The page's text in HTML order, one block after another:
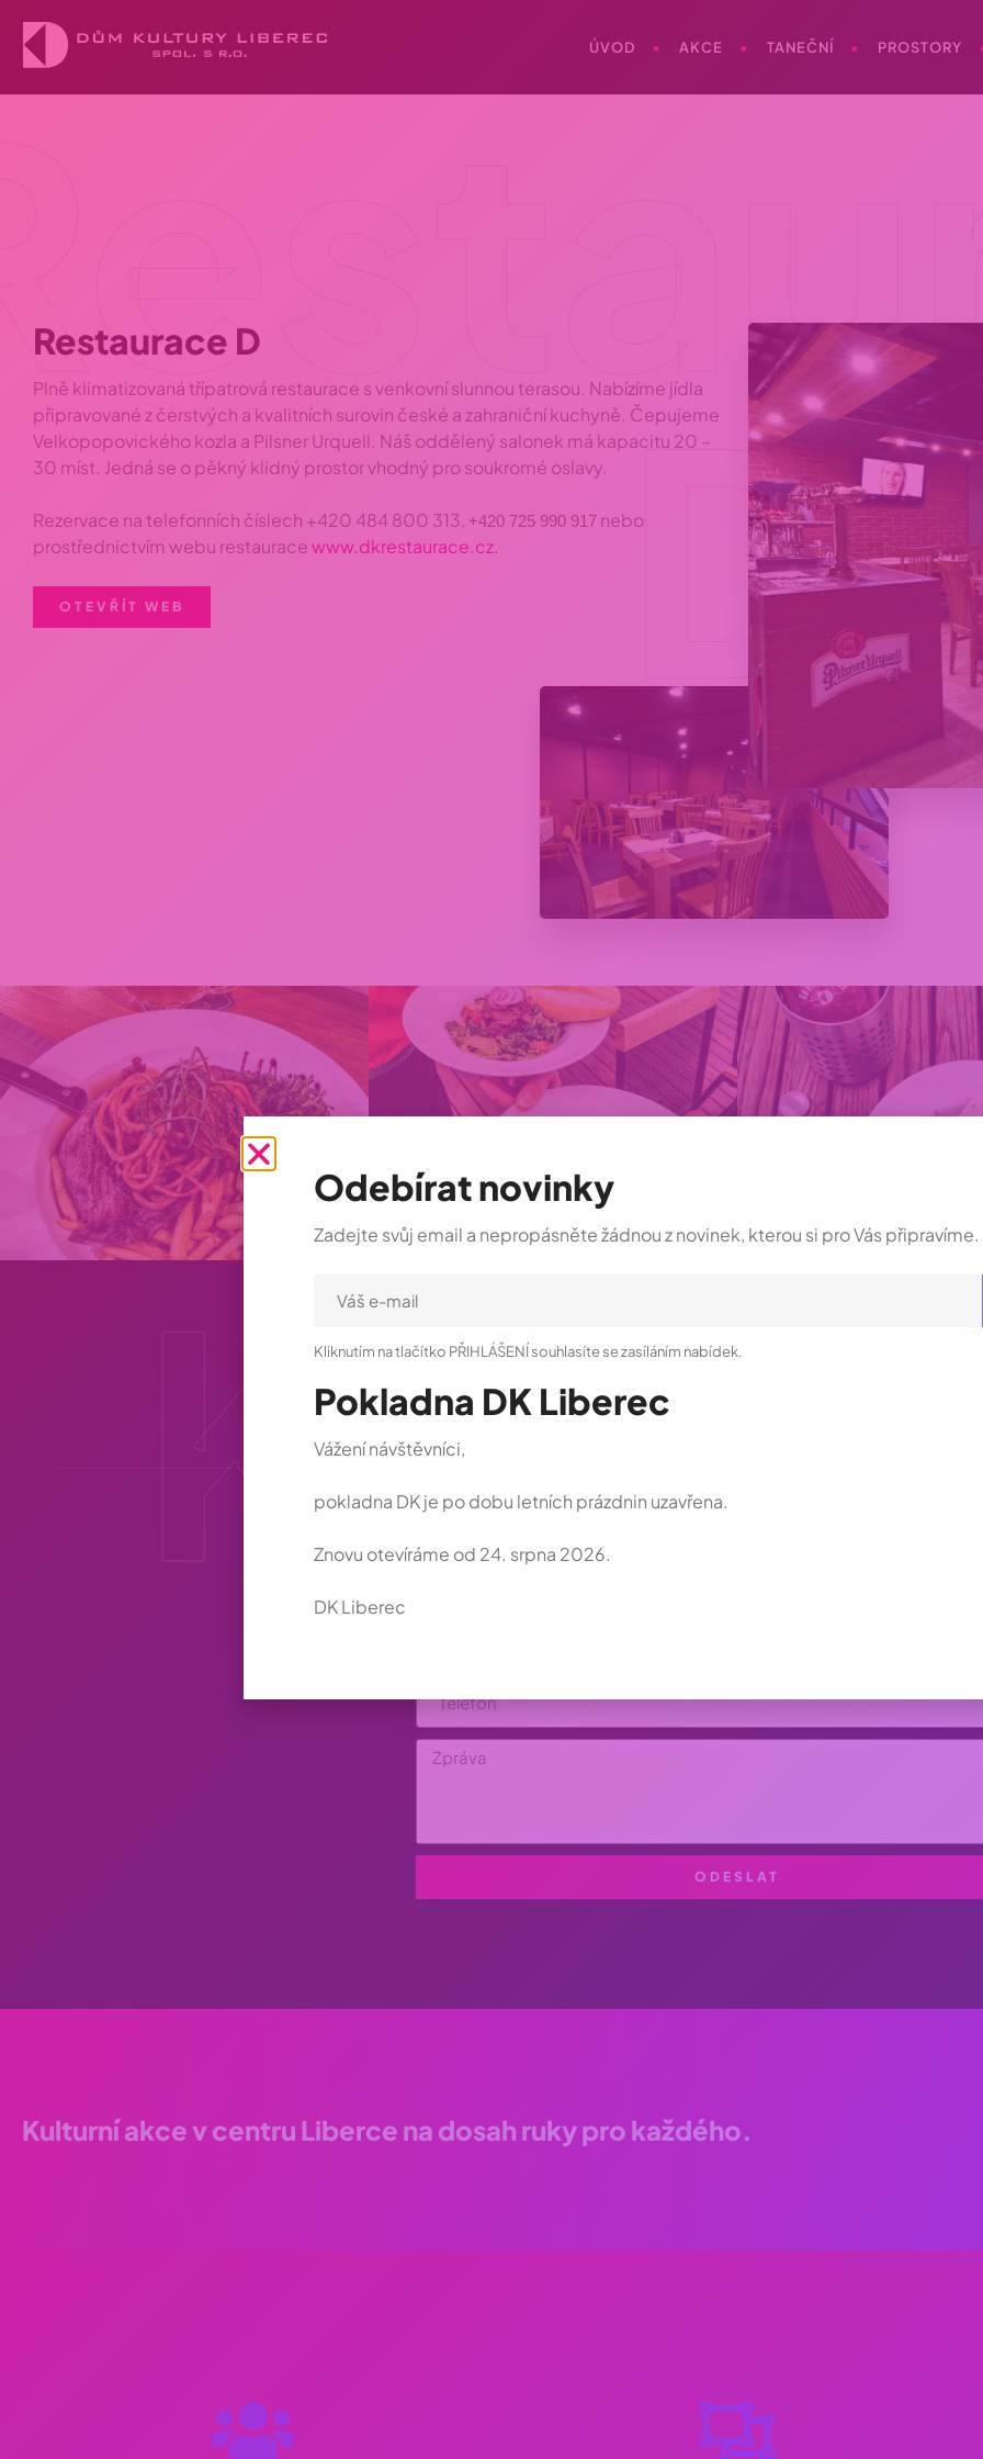
ÚVOD AKCE TANEČNÍ PROSTORY
D
Restaurace D
Plně klimatizovaná třípatrová restaurace s venkovní slunnou terasou. Nabízíme jídla
připravované z čerstvých a kvalitních surovin české a zahraniční kuchyně. Čepujeme
Velkopopovického kozla a Pilsner Urquell. Náš oddělený salonek má kapacitu 20 –
30 míst. Jedná se o pěkný klidný prostor vhodný pro soukromé oslavy.
Rezervace na telefonních číslech +420 484 800 313, +420 725 990 917 nebo
prostřednictvím webu restauracewww.dkrestaurace.cz.
OTEVŘÍT WEB
Rychlý kontakt
ODESLAT
Kulturní akce v centru Liberce na dosah ruky pro každého.
Odebírat novinky
Zadejte svůj email a nepropásněte žádnou z novinek, kterou si pro Vás připravíme.
Kliknutím na tlačítko PŘIHLÁŠENÍ souhlasíte se zasíláním nabídek.
Pokladna DK Liberec
Vážení návštěvníci,
pokladna DK je po dobu letních prázdnin uzavřena.
Znovu otevíráme od 24. srpna 2026.
DK Liberec